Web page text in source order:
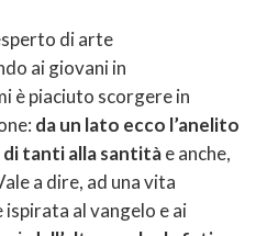
di arte
ai giovani in
è piaciuto scorgere in
da un lato ecco l’anelito
tanti alla santitàe anche,
a dire, ad una vita
al vangelo e ai